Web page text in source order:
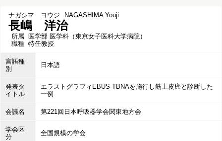
ナガシマ ヨウジ NAGASHIMA Youji
長嶋 洋治
所属 医学部 医学科（東京女子医科大学病院）
職種 特任教授
言語種
別
日本語
発表タ
イトル
エラストグラフィEBUS-TBNAを施行し筋上皮癌と診断した
一例
会議名 第221回日本呼吸器学会関東地方会
学会区
分
全国規模の学会